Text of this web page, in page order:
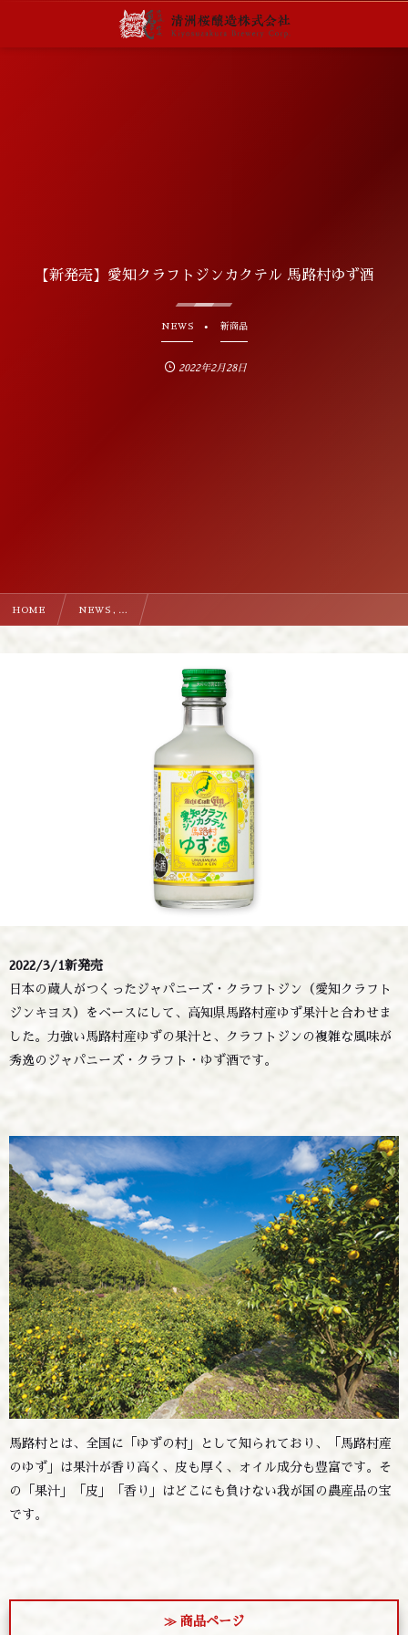
【新発売】愛知クラフトジンカクテル 馬路村ゆず酒
NEWS 新商品
2022年2月28日
HOME NEWS , …
2022/3/1新発売
日本の蔵人がつくったジャパニーズ・クラフトジン（愛知クラフト
ジンキヨス）をベースにして、高知県馬路村産ゆず果汁と合わせま
した。力強い馬路村産ゆずの果汁と、クラフトジンの複雑な風味が
秀逸のジャパニーズ・クラフト・ゆず酒です。
馬路村とは、全国に「ゆずの村」として知られており、「馬路村産
のゆず」は果汁が香り高く、皮も厚く、オイル成分も豊富です。そ
の「果汁」「皮」「香り」はどこにも負けない我が国の農産品の宝
です。
≫ 商品ページ